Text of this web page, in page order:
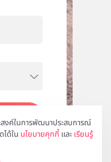
งค์ในการพัฒนาประสบการณ์
ด้ใน นโยบายคุกกี้ และ เรียนรู้